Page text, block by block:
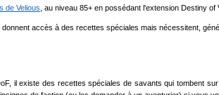
de Velious , au niveau 85+ en possédant l'extension Destiny of
accès à des recettes spéciales mais nécessitent,
il existe des recettes spéciales de savants qui tombent